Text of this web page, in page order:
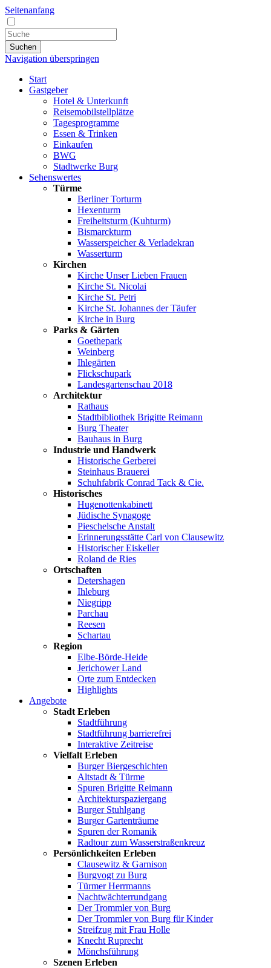
Seitenanfang
Suchen
Navigation überspringen
Start
Gastgeber
Hotel & Unterkunft
Reisemobilstellplätze
Tagesprogramme
Essen & Trinken
Einkaufen
BWG
Stadtwerke Burg
Sehenswertes
Türme
Berliner Torturm
Hexenturm
Freiheitsturm (Kuhturm)
Bismarckturm
Wasserspeicher & Verladekran
Wasserturm
Kirchen
Kirche Unser Lieben Frauen
Kirche St. Nicolai
Kirche St. Petri
Kirche St. Johannes der Täufer
Kirche in Burg
Parks & Gärten
Goethepark
Weinberg
Ihlegärten
Flickschupark
Landesgartenschau 2018
Architektur
Rathaus
Stadtbibliothek Brigitte Reimann
Burg Theater
Bauhaus in Burg
Industrie und Handwerk
Historische Gerberei
Steinhaus Brauerei
Schuhfabrik Conrad Tack & Cie.
Historisches
Hugenottenkabinett
Jüdische Synagoge
Pieschelsche Anstalt
Erinnerungsstätte Carl von Clausewitz
Historischer Eiskeller
Roland de Ries
Ortschaften
Detershagen
Ihleburg
Niegripp
Parchau
Reesen
Schartau
Region
Elbe-Börde-Heide
Jerichower Land
Orte zum Entdecken
Highlights
Angebote
Stadt Erleben
Stadtführung
Stadtführung barrierefrei
Interaktive Zeitreise
Vielfalt Erleben
Burger Biergeschichten
Altstadt & Türme
Spuren Brigitte Reimann
Architekturspaziergang
Burger Stuhlgang
Burger Gartenträume
Spuren der Romanik
Radtour zum Wasserstraßenkreuz
Persönlichkeiten Erleben
Clausewitz & Garnison
Burgvogt zu Burg
Türmer Herrmanns
Nachtwächterrundgang
Der Trommler von Burg
Der Trommler von Burg für Kinder
Streifzug mit Frau Holle
Knecht Ruprecht
Mönchsführung
Szenen Erleben